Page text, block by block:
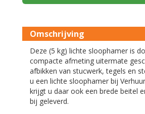
Omschrijving
Deze (5 kg) lichte sloophamer is
compacte afmeting uitermate
afbikken van stucwerk, tegels en
u een lichte sloophamer bij
krijgt u daar ook een brede beitel
bij geleverd.